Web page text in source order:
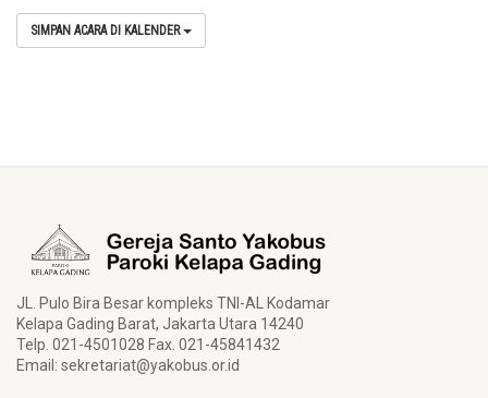
SIMPAN ACARA DI KALENDER
JL. Pulo Bira Besar kompleks TNI-AL Kodamar
Kelapa Gading Barat, Jakarta Utara 14240
Telp. 021-4501028 Fax. 021-45841432
Email: sekretariat@yakobus.or.id